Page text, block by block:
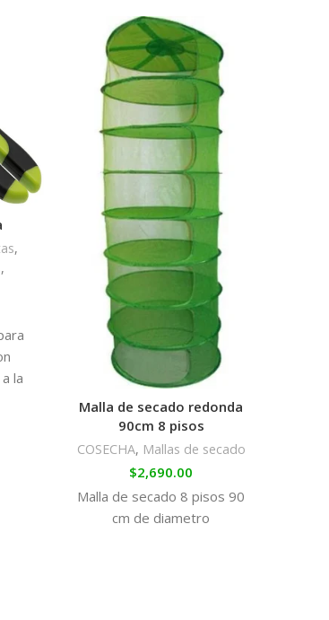
,
,
la
Malla de secado redonda
90cm 8 pisos
COSECHA, Mallas de secado
$2,690.00
Malla de secado 8 pisos 90
cm de diametro